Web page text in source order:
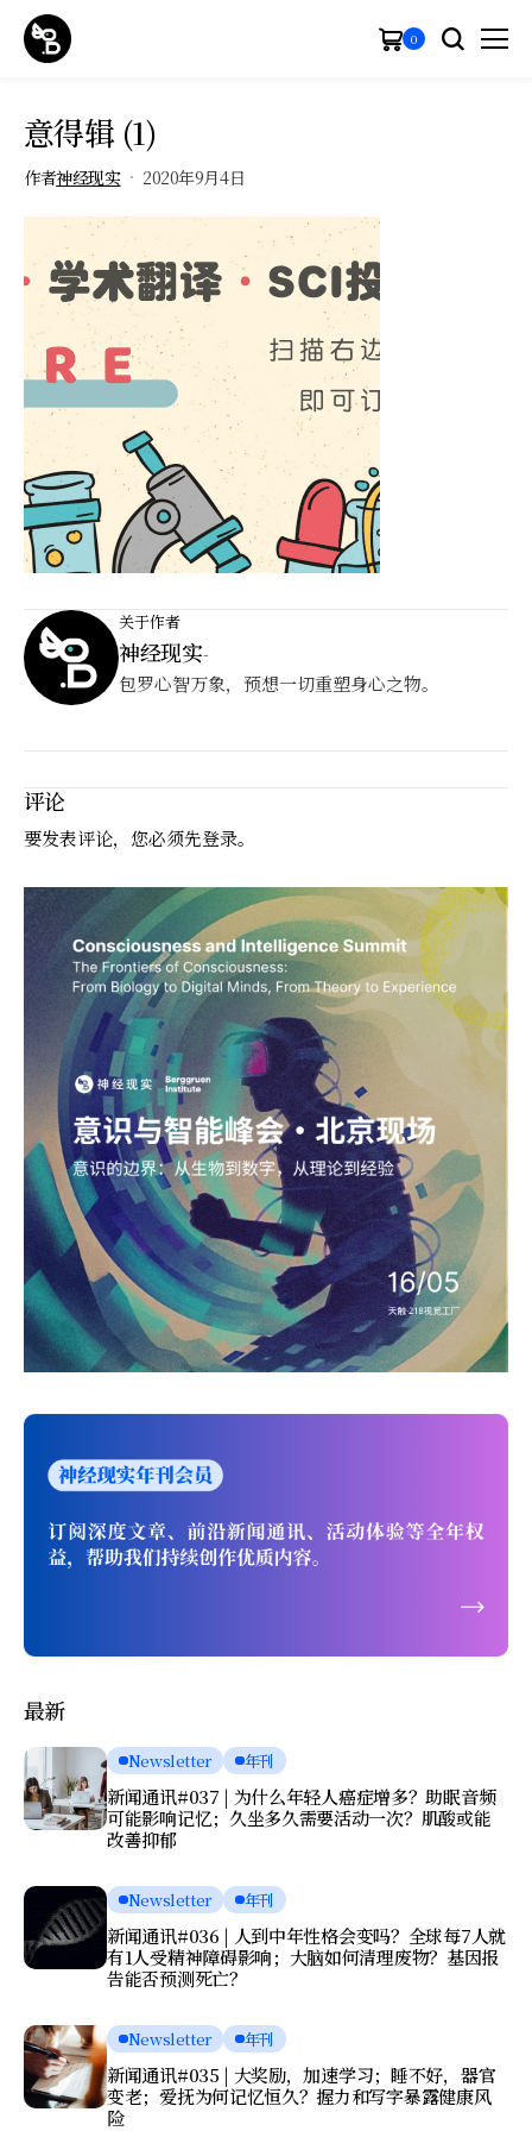
0
意得辑 (1)
作者神经现实 2020年9月4日
关于作者
神经现实-
包罗心智万象，预想一切重塑身心之物。
评论
要发表评论，您必须先登录。
最新
Newsletter 年刊
新闻通讯#037 | 为什么年轻人癌症增多？助眠音频
可能影响记忆；久坐多久需要活动一次？肌酸或能
改善抑郁
Newsletter 年刊
新闻通讯#036 | 人到中年性格会变吗？全球每7人就
有1人受精神障碍影响；大脑如何清理废物？基因报
告能否预测死亡？
Newsletter 年刊
新闻通讯#035 | 大奖励，加速学习；睡不好，器官
变老；爱抚为何记忆恒久？握力和写字暴露健康风
险